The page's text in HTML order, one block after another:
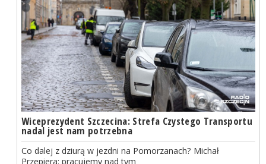
Wiceprezydent Szczecina: Strefa Czystego Transportu
nadal jest nam potrzebna
Co dalej z dziurą w jezdni na Pomorzanach? Michał
Przepiera: pracujemy nad tym